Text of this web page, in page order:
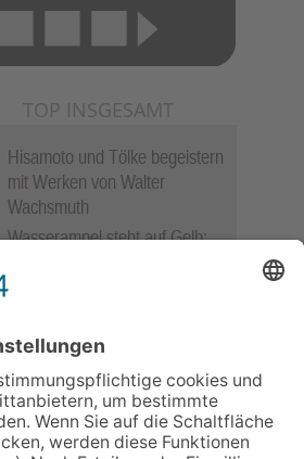
TOP INSGESAMT
Hisamoto und Tölke begeistern
mit Werken von Walter
Wachsmuth
Wasserampel steht auf Gelb:
auf
Himmel: Vom Geschenk zum
Karriere
Hauptamtlicher CDU-Stadtrat
für Friedrichsdorf?